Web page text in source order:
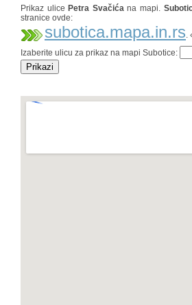
Prikaz ulice Petra Svačićana mapi.
stranice ovde:
subotica.mapa.in.rs.
Izaberite ulicu za prikaz na mapi Subotice: